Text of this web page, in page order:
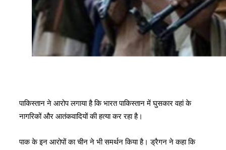
पाकिस्तान ने आरोप लगाया है कि भारत पाकिस्तान में घुसकार वहां के
नागरिकों और आतंकवादियों की हत्या कर रहा है।
पाक के इन आरोपों का चीन ने भी समर्थन किया है। ड्रैगन ने कहा कि